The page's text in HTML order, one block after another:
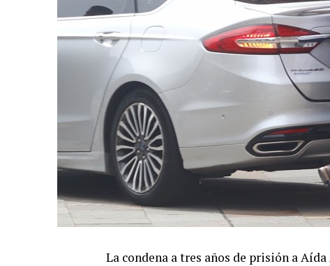
La condena a tres años de prisión a